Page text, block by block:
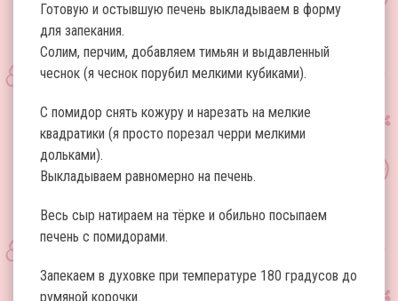
Готовую и остывшую печень выкладываем в форму
для запекания.
Солим, перчим, добавляем тимьян и выдавленный
чеснок (я чеснок порубил мелкими кубиками).
С помидор снять кожуру и нарезать на мелкие
квадратики (я просто порезал черри мелкими
дольками).
Выкладываем равномерно на печень.
Весь сыр натираем на тёрке и обильно посыпаем
печень с помидорами.
Запекаем в духовке при температуре 180 градусов до
румяной корочки.